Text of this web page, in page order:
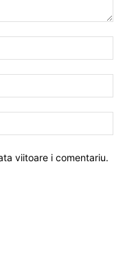
viitoare i comentariu.